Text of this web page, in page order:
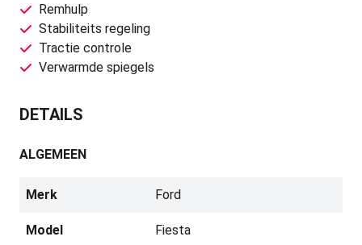
Remhulp
Stabiliteits regeling
Tractie controle
Verwarmde spiegels
DETAILS
ALGEMEEN
Merk Ford
Model Fiesta